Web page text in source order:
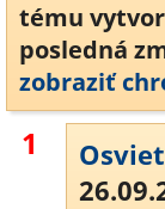
tému
posledná
zobraziť
1